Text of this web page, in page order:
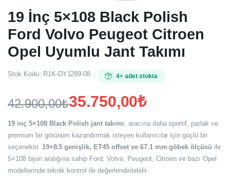
19 İnç 5×108 Black Polish
Ford Volvo Peugeot Citroen
Opel Uyumlu Jant Takımı
Stok Kodu: R1K-DY1289-08 4+ adet stokta
42.900,00₺
Orijinal
fiyat:
42.900,00₺.
35.750,00₺
Şu
andaki
fiyat:
35.750,00₺.
19 inç 5×108 Black Polish jant takımı, aracına daha sportif, parlak ve
premium bir görünüm kazandırmak isteyen kullanıcılar için güçlü bir
seçenektir. 19×8.5 genişlik, ET45 offset ve 67.1 mm göbek ölçüsü ile
5×108 bijon aralığına sahip Ford, Volvo, Peugeot, Citroen ve bazı Opel
modellerinde teknik kontrol ile değerlendirilebilir.